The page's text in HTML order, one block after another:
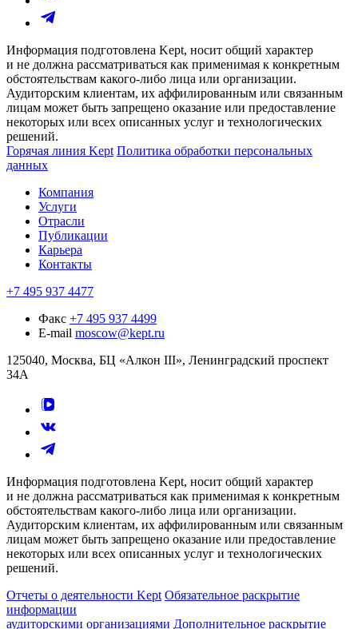
Информация подготовлена Kept, носит общий характер
и не должна рассматриваться как применимая к конкретным
обстоятельствам какого-либо лица или организации.
Аудиторским клиентам, их аффилированным или связанным
лицам может быть запрещено оказание или предоставление
некоторых или всех описанных услуг и технологических
решений.
Горячая линия Kept Политика обработки персональных
данных
Компания
Услуги
Отрасли
Публикации
Карьера
Контакты
+7 495 937 4477
Факс +7 495 937 4499
E-mail moscow@kept.ru
125040, Москва, БЦ «Алкон III», Ленинградский проспект
34А
Информация подготовлена Kept, носит общий характер
и не должна рассматриваться как применимая к конкретным
обстоятельствам какого-либо лица или организации.
Аудиторским клиентам, их аффилированным или связанным
лицам может быть запрещено оказание или предоставление
некоторых или всех описанных услуг и технологических
решений.
Отчеты о деятельности Kept Обязательное раскрытие
информации
аудиторскими организациями Дополнительное раскрытие